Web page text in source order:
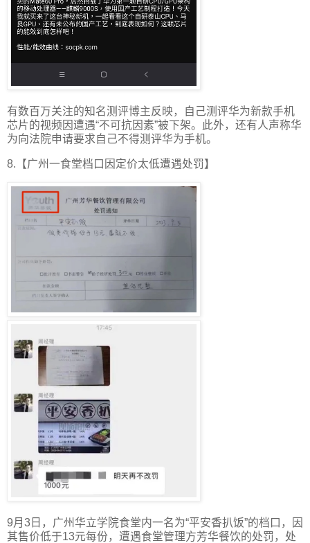
有数百万关注的知名测评博主反映，自己测评华为新款手机
芯片的视频因遭遇“不可抗因素”被下架。此外，还有人声称华
为向法院申请要求自己不得测评华为手机。
8.【广州一食堂档口因定价太低遭遇处罚】
9月3日，广州华立学院食堂内一名为“平安香扒饭”的档口，因
其售价低于13元每份，遭遇食堂管理方芳华餐饮的处罚，处